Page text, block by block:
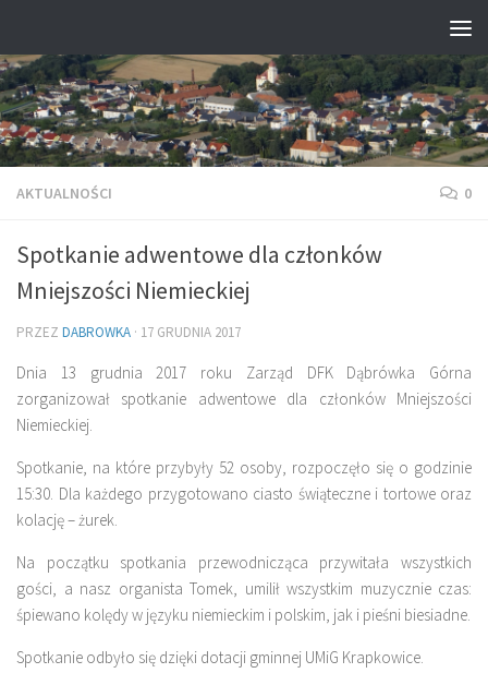
AKTUALNOŚCI 0
Spotkanie adwentowe dla członków
Mniejszości Niemieckiej
PRZEZ DABROWKA · 17 GRUDNIA 2017
Dnia 13 grudnia 2017 roku Zarząd DFK Dąbrówka Górna
zorganizował spotkanie adwentowe dla członków Mniejszości
Niemieckiej.
Spotkanie, na które przybyły 52 osoby, rozpoczęło się o godzinie
15:30. Dla każdego przygotowano ciasto świąteczne i tortowe oraz
kolację – żurek.
Na początku spotkania przewodnicząca przywitała wszystkich
gości, a nasz organista Tomek, umilił wszystkim muzycznie czas:
śpiewano kolędy w języku niemieckim i polskim, jak i pieśni biesiadne.
Spotkanie odbyło się dzięki dotacji gminnej UMiG Krapkowice.